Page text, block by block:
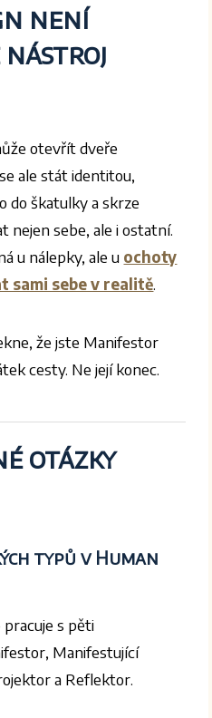
není
nástroj
otevřít dveře
ale stát identitou,
do škatulky a skrze
nejen sebe, ale i ostatní.
u nálepky, ale u ochoty
sami sebe v realitě.
že jste Manifestor
cesty. Ne její konec.
otázky
typů v Human
pracuje s pěti
Manifestující
a Reflektor.